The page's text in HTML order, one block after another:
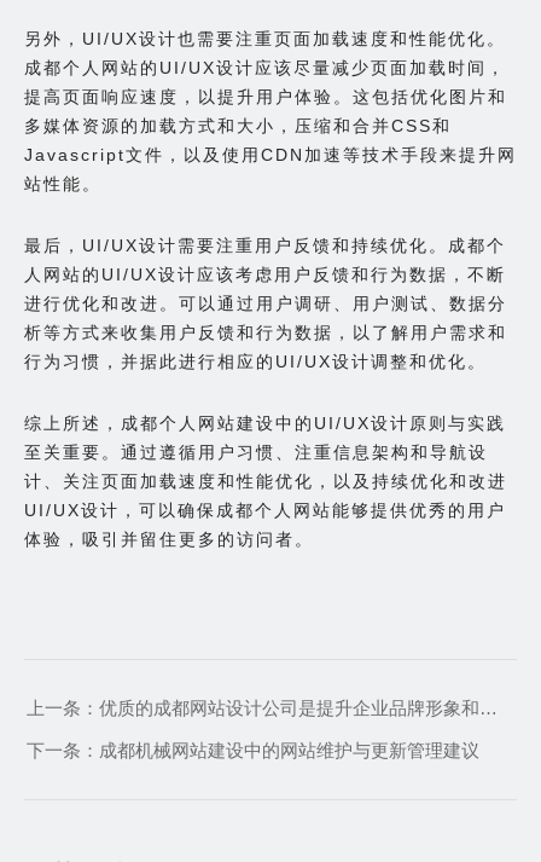
另外，UI/UX设计也需要注重页面加载速度和性能优化。
成都个人网站的UI/UX设计应该尽量减少页面加载时间，
提高页面响应速度，以提升用户体验。这包括优化图片和
多媒体资源的加载方式和大小，压缩和合并CSS和
Javascript文件，以及使用CDN加速等技术手段来提升网
站性能。
最后，UI/UX设计需要注重用户反馈和持续优化。成都个
人网站的UI/UX设计应该考虑用户反馈和行为数据，不断
进行优化和改进。可以通过用户调研、用户测试、数据分
析等方式来收集用户反馈和行为数据，以了解用户需求和
行为习惯，并据此进行相应的UI/UX设计调整和优化。
综上所述，成都个人网站建设中的UI/UX设计原则与实践
至关重要。通过遵循用户习惯、注重信息架构和导航设
计、关注页面加载速度和性能优化，以及持续优化和改进
UI/UX设计，可以确保成都个人网站能够提供优秀的用户
体验，吸引并留住更多的访问者。
上一条： 优质的成都网站设计公司是提升企业品牌形象和吸引用户的重要因素
下一条： 成都机械网站建设中的网站维护与更新管理建议